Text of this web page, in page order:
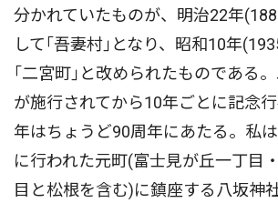
分かれていたものが、明治22年
して｢吾妻村｣となり、昭和10年
｢二宮町｣と改められたものである
が施行されてから10年ごとに記念
年はちょうど90周年にあたる。私
に行われた元町(富士見が丘一丁目
目と松根を含む)に鎮座する八坂神